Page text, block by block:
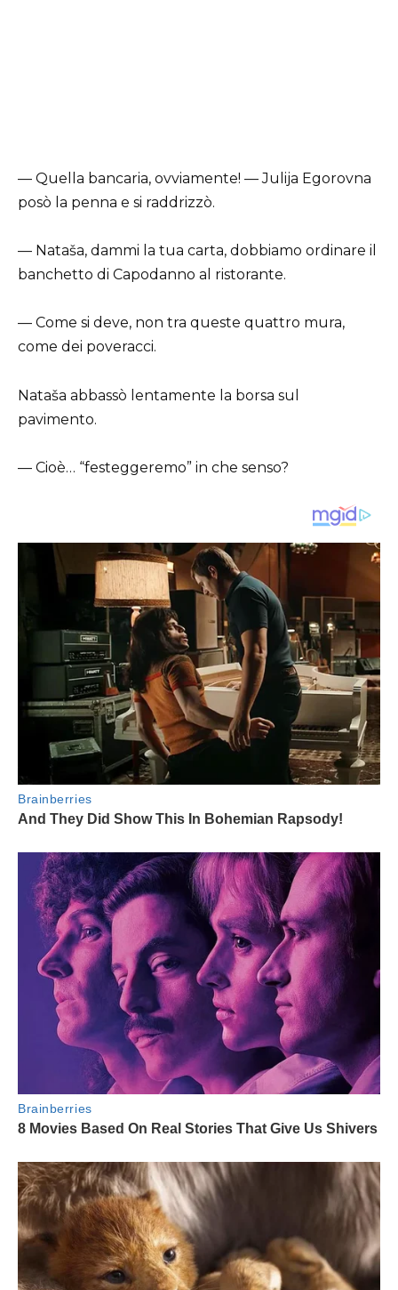
— Quella bancaria, ovviamente! — Julija Egorovna
posò la penna e si raddrizzò.
— Nataša, dammi la tua carta, dobbiamo ordinare il
banchetto di Capodanno al ristorante.
— Come si deve, non tra queste quattro mura,
come dei poveracci.
Nataša abbassò lentamente la borsa sul
pavimento.
— Cioè… “festeggeremo” in che senso?